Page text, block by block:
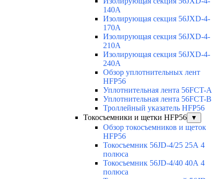
140A
Изолирующая секция 56JXD-4-
170A
Изолирующая секция 56JXD-4-
210A
Изолирующая секция 56JXD-4-
240A
Обзор уплотнительных лент
HFP56
Уплотнительная лента 56FCT-A
Уплотнительная лента 56FCT-B
Троллейный указатель HFP56
Токосъемники и щетки HFP56
▼
Обзор токосъемников и щеток
HFP56
Токосъемник 56JD-4/25 25А 4
полюса
Токосъемник 56JD-4/40 40А 4
полюса